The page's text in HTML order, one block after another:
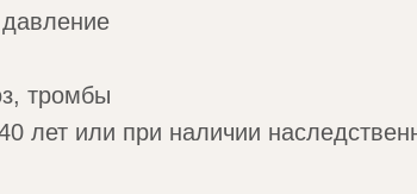
тромбы
лет или при наличии